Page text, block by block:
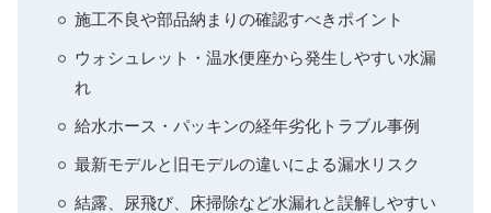
施工不良や部品納まりの確認すべきポイント
ウォシュレット・温水便座から発生しやすい水漏
れ
給水ホース・パッキンの経年劣化トラブル事例
最新モデルと旧モデルの違いによる漏水リスク
結露、尿飛び、床掃除など水漏れと誤解しやすい